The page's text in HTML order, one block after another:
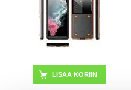
LISÄÄ KORIIN